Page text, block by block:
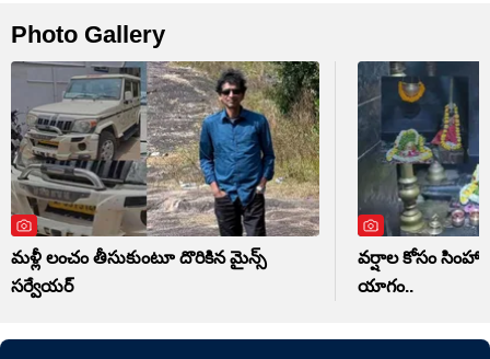
Photo Gallery
మళ్లీ లంచం తీసుకుంటూ దొరికిన మైన్స్
సర్వేయర్
వర్షాల కోసం
యాగం..